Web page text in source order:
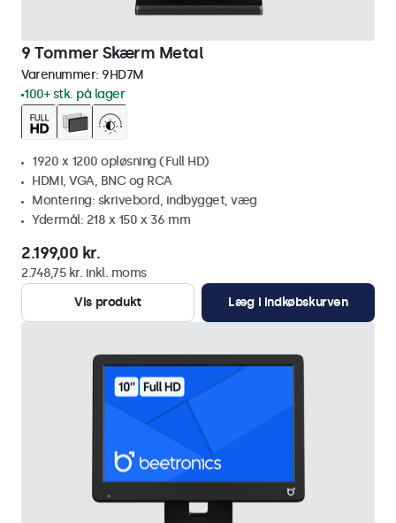
9 Tommer Skærm Metal
Varenummer: 9HD7M
100+ stk. på lager
1920 x 1200 opløsning (Full HD)
HDMI, VGA, BNC og RCA
Montering: skrivebord, indbygget, væg
Ydermål: 218 x 150 x 36 mm
2.199,00 kr.
2.748,75 kr. inkl. moms
Vis produkt
Læg i indkøbskurven